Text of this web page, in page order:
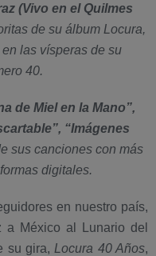
(Vivo en el Quilmes
de su álbum Locura,
las vísperas de su
40.
de Miel en la Mano”,
“Imágenes
sus canciones con más
digitales.
en nuestro país,
a México al Lunario del
su gira, Locura 40 Años,